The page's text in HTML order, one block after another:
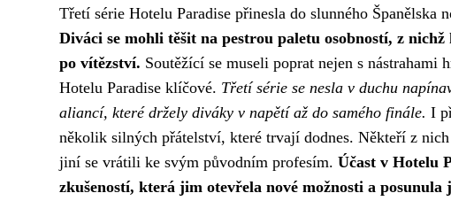
Třetí série Hotelu Paradise přinesla do slunného
Diváci se mohli těšit na pestrou paletu osobností, z
po vítězství. Soutěžící se museli poprat nejen s
Hotelu Paradise klíčové. Třetí série se nesla v duchu
aliancí, které držely diváky v napětí až do samého finále. I
několik silných přátelství, které trvají dodnes. Někteří z
jiní se vrátili ke svým původním profesím. Účast v Hotelu
zkušeností, která jim otevřela nové možnosti a posunula